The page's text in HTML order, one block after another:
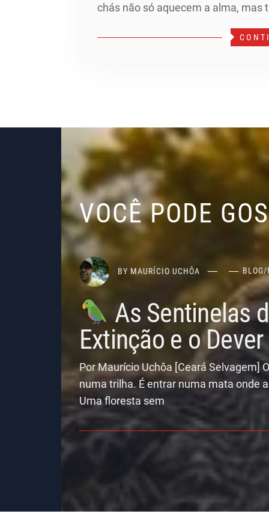
chás não só aquecem a alma,
VOCÊ PODE
BY MAURÍCIO UCHÔA BLOG/
As Sentinelas
Extinção e o
Por Maurício Uchôa [Ceará Selvagem]
numa trilha. É entrar numa mata onde
Uma floresta sem